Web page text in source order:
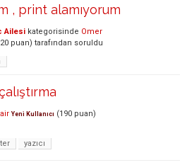
, print alamıyorum
Ailesi kategorisinde Omer
puan) tarafından soruldu
Yeni Kullanıcı (190 puan)
yazıcı